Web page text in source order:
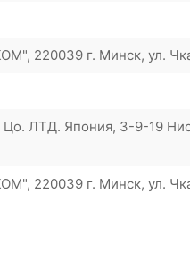
220039 г. Минск, ул.
Цо. ЛТД. Япония, 3-9-19
220039 г. Минск, ул.